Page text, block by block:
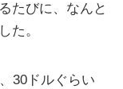
たびに、なんと
た。
30ドルぐらい